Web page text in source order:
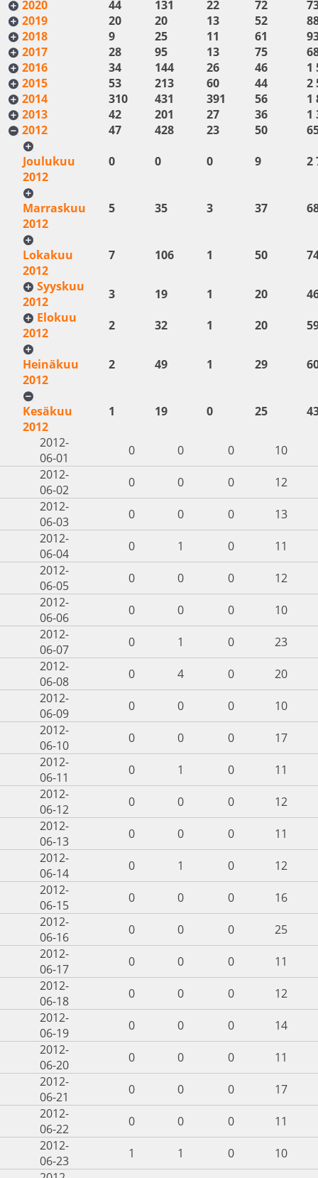
2020 44 131 22 72
2019
20 20 13 52
2018
9 25 11 61
2017
28 95 13 75
2016
34 144 26 46
1
2015
53 213 60 44
2
2014
310 431 391 56
1
2013
42 201 27 36
1
2012
47 428 23 50
Joulukuu
2012
0 0 0 9 2
Marraskuu
2012
5 35 3 37
Lokakuu
2012
7 106 1 50
Syyskuu
2012
3 19 1 20
Elokuu
2012
2 32 1 20
Heinäkuu
2012
2 49 1 29
Kesäkuu
2012
1 19 0 25
2012-
06-01
0 0 0
10
2012-
06-02
0 0 0
12
2012-
06-03
0 0 0
13
2012-
06-04
0 1 0
11
2012-
06-05
0 0 0
12
2012-
06-06
0 0 0
10
2012-
06-07
0 1 0
23
2012-
06-08
0 4 0
20
2012-
06-09
0 0 0
10
2012-
06-10
0 0 0
17
2012-
06-11
0 1 0
11
2012-
06-12
0 0 0
12
2012-
06-13
0 0 0
11
2012-
06-14
0 1 0
12
2012-
06-15
0 0 0
16
2012-
06-16
0 0 0
25
2012-
06-17
0 0 0
11
2012-
06-18
0 0 0
12
2012-
06-19
0 0 0
14
2012-
06-20
0 0 0
11
2012-
06-21
0 0 0
17
2012-
06-22
0 0 0
11
2012-
06-23
1 1 0
10